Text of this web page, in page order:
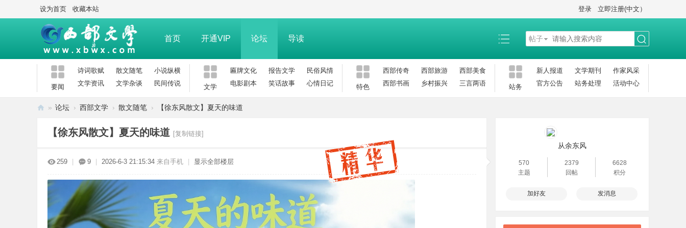
设为首页 收藏本站 登录 立即注册(中文）
首页 开通VIP 论坛 导读 帖子
要闻
诗词歌赋 散文随笔
小说纵横
文学资讯
文学杂谈 民间传说 文学
匾牌文化 报告文学
民俗风情
电影剧本
笑话故事 心情日记 特色
西部传奇 西部旅游
西部美食
西部书画
乡村振兴 三言两语 站务
新人报道 文学期刊
作家风采
官方公告
站务处理 活动中心
» 论坛 › 西部文学 › 散文随笔 › 【徐东风散文】夏天的味道
【徐东风散文】夏天的味道 [复制链接]
259 9 2026-6-3 21:15:34 来自手机 显示全部楼层
从余东风
570
主题
2379
回帖
6628
积分
加好友 发消息